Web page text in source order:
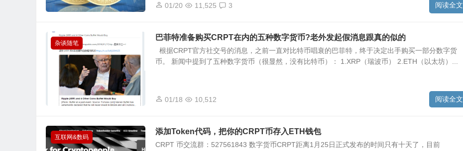
01/20 11,525 3 阅读全文
杂谈随笔
巴菲特准备购买CRPT在内的五种数字货币?老外发起假消息跟真的似的
根据CRPT官方社交号的消息，之前一直对比特币唱衰的巴菲特，终于决定出手购买一部分数字货
币。 新闻中提到了五种数字货币（很显然，没有比特币）： 1.XRP（瑞波币） 2.ETH（以太坊）...
01/18 10,512 阅读全文
互联网&数码
添加Token代码，把你的CRPT币存入ETH钱包
CRPT 币交流群：527561843 数字货币CRPT距离1月25日正式发布的时间只有十天了，目前